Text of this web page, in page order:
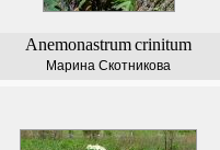
Anemonastrumcrinitum
Марина Скотникова